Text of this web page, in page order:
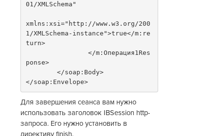
01/XMLSchema"
xmlns:xsi="http://www.w3.org/200
1/XMLSchema-instance">true</m:re
turn>
ponse>
	</soap:Body>
</soap:Envelope>
Для завершения сеанса вам нужно
использовать заголовок IBSession http-
запроса. Его нужно установить в
директиву finish.